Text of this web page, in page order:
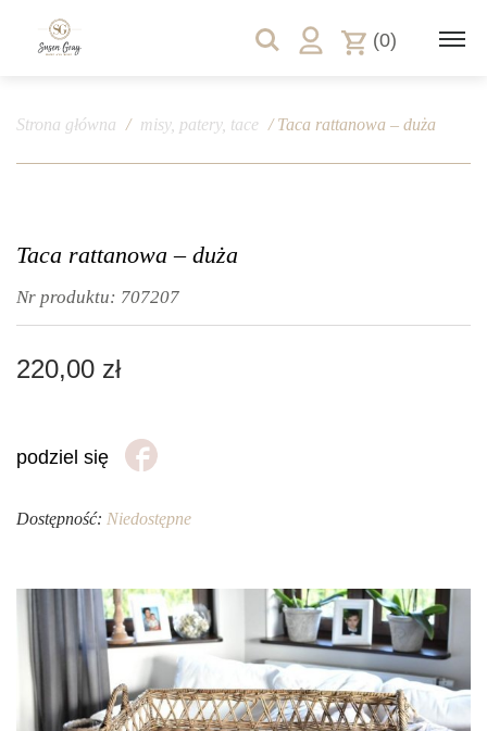
(0)
Strona główna / misy, patery, tace / Taca rattanowa – duża
Taca rattanowa – duża
Nr produktu: 707207
220,00 zł
podziel się
Dostępność: Niedostępne